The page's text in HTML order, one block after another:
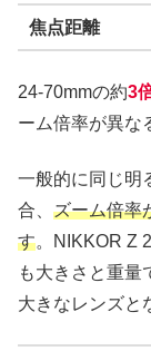
焦点距離
24-70mmの約3
ーム倍率が異な
一般的に同じ明
合、 ズーム倍率
す。NIKKOR Z
も大きさと重量
大きなレンズと